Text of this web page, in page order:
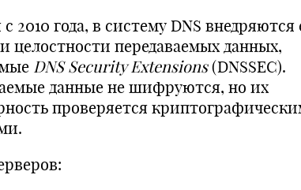
2010 года, в систему DNS внедряются
целостности передаваемых данных,
DNS Security Extensions(DNSSEC).
данные не шифруются, но их
проверяется